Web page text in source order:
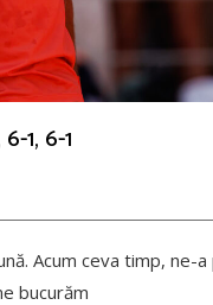
1, 6-1
Acum ceva timp, ne-
bucurăm